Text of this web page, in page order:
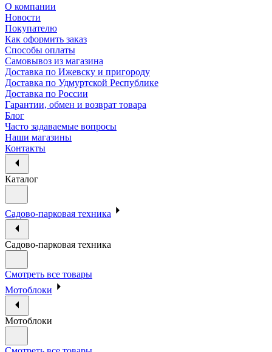
О компании
Новости
Покупателю
Как оформить заказ
Способы оплаты
Самовывоз из магазина
Доставка по Ижевску и пригороду
Доставка по Удмуртской Республике
Доставка по России
Гарантии, обмен и возврат товара
Блог
Часто задаваемые вопросы
Наши магазины
Контакты
Каталог
Садово-парковая техника
Садово-парковая техника
Смотреть все товары
Мотоблоки
Мотоблоки